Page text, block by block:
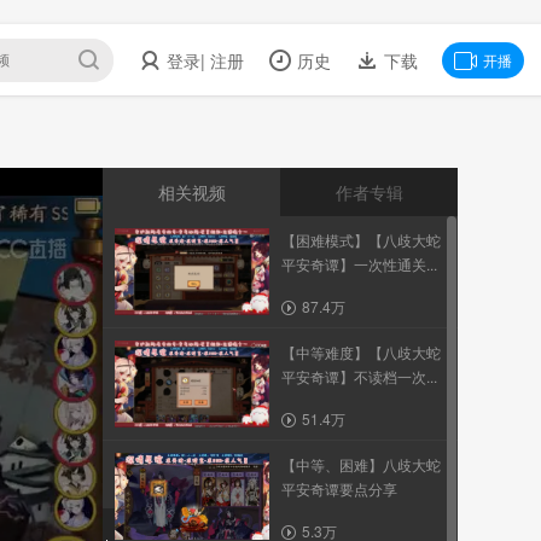
登录| 注册 历史 下载 开播
相关视频 作者专辑
【困难模式】【八歧大蛇
平安奇谭】一次性通关...
87.4万
【中等难度】【八歧大蛇
平安奇谭】不读档一次...
51.4万
【中等、困难】八歧大蛇
平安奇谭要点分享
5.3万